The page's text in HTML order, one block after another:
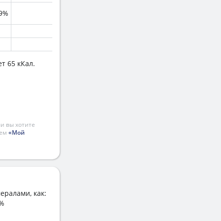
65 кКал.
вы хотите
«Мой
как: